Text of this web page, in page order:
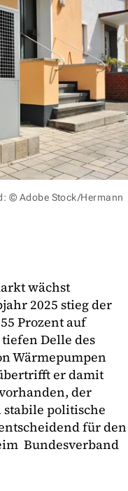
© Adobe Stock/Hermann
wächst
2025 stieg der
Prozent auf
Delle des
Wärmepumpen
er damit
der
politische
für den
Bundesverband